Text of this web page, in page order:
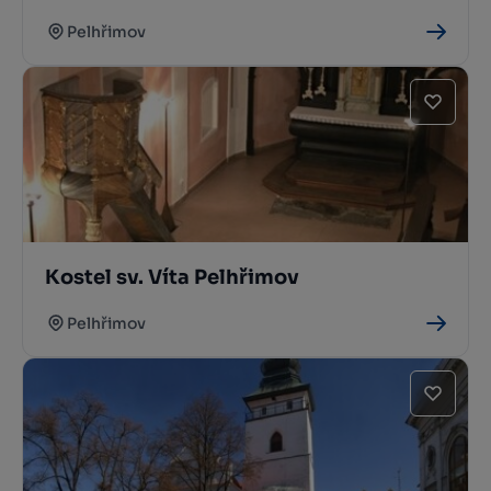
Pelhřimov
Kostel sv. Víta Pelhřimov
Pelhřimov